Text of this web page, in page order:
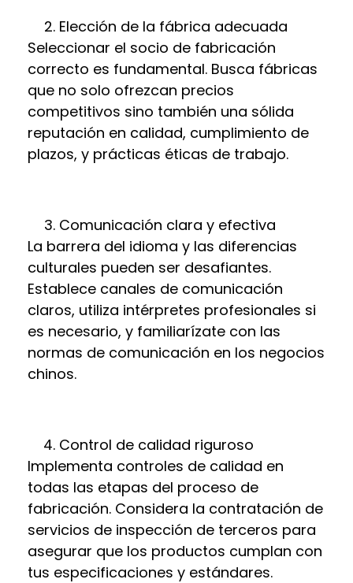
Elección de la fábrica adecuada
Seleccionar el socio de fabricación
correcto es fundamental. Busca fábricas
que no solo ofrezcan precios
competitivos sino también una sólida
reputación en calidad, cumplimiento de
plazos, y prácticas éticas de trabajo.
Comunicación clara y efectiva
La barrera del idioma y las diferencias
culturales pueden ser desafiantes.
Establece canales de comunicación
claros, utiliza intérpretes profesionales si
es necesario, y familiarízate con las
normas de comunicación en los negocios
chinos.
Control de calidad riguroso
Implementa controles de calidad en
todas las etapas del proceso de
fabricación. Considera la contratación de
servicios de inspección de terceros para
asegurar que los productos cumplan con
tus especificaciones y estándares.